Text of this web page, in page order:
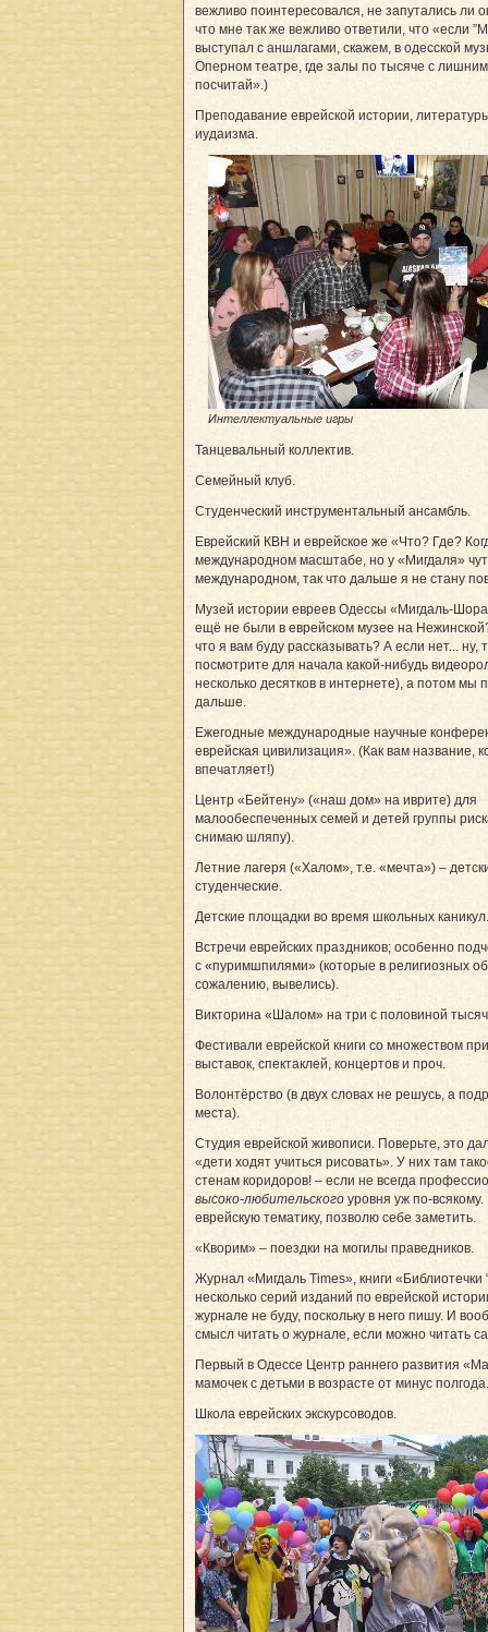
вежливо поинтересовался, не запутались ли
что мне так же вежливо ответили, что «если
выступал с аншлагами, скажем, в одесской
Оперном театре, где залы по тысяче с лишним
посчитай».)
Преподавание еврейской истории,
иудаизма.
Интеллектуальные игры
Танцевальный коллектив.
Семейный клуб.
Студенческий инструментальный ансамбль.
Еврейский КВН и еврейское же «Что? Где?
международном масштабе, но у «Мигдаля»
международном, так что дальше я не стану
Музей истории евреев Одессы «Мигдаль-
ещё не были в еврейском музее на
что я вам буду рассказывать? А если нет... ну,
посмотрите для начала какой-нибудь
несколько десятков в интернете), а потом мы
дальше.
Ежегодные международные научные
еврейская цивилизация». (Как вам название,
впечатляет!)
Центр «Бейтену» («наш дом» на иврите) для
малообеспеченных семей и детей группы
снимаю шляпу).
Летние лагеря («Халом», т.е. «мечта») –
студенческие.
Детские площадки во время школьных каникул.
Встречи еврейских праздников; особенно
с «пуримшпилями» (которые в религиозных
сожалению, вывелись).
Викторина «Шалом» на три с половиной
Фестивали еврейской книги со множеством
выставок, спектаклей, концертов и проч.
Волонтёрство (в двух словах не решусь, а
места).
Студия еврейской живописи. Поверьте, это
«дети ходят учиться рисовать». У них там
стенам коридоров! – если не всегда
высоко-любительского уровня уж по-
еврейскую тематику, позволю себе заметить.
«Кворим» – поездки на могилы праведников.
Журнал «Мигдаль Times», книги «Библиотечки
несколько серий изданий по еврейской
журнале не буду, поскольку в него пишу. И
смысл читать о журнале, если можно читать
Первый в Одессе Центр раннего развития
мамочек с детьми в возрасте от минус полгода.
Школа еврейских экскурсоводов.